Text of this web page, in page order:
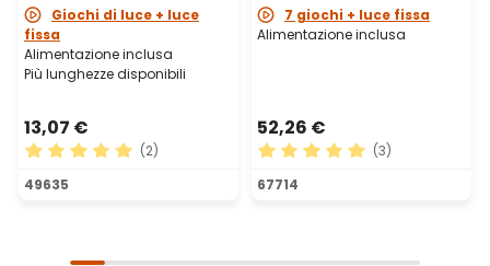
Giochi di luce + luce
fissa
Alimentazione inclusa
Più lunghezze disponibili
13,07 €
Valutazione media di 5 su 5 stelle
(2)
49635
7 giochi + luce fissa
Alimentazione inclusa
52,26 €
Valutazione media di 5 su
(3)
67714